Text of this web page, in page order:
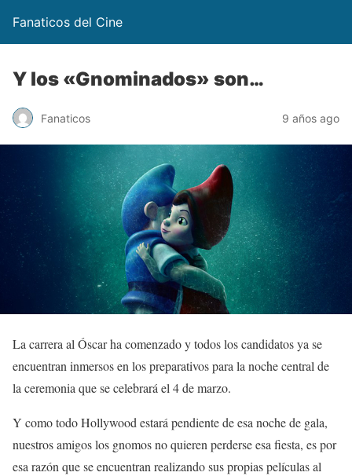
Fanaticos del Cine
Y los «Gnominados» son…
Fanaticos 9 años ago
La carrera al Óscar ha comenzado y todos los candidatos ya se
encuentran inmersos en los preparativos para la noche central de
la ceremonia que se celebrará el 4 de marzo.
Y como todo Hollywood estará pendiente de esa noche de gala,
nuestros amigos los gnomos no quieren perderse esa fiesta, es por
esa razón que se encuentran realizando sus propias películas al